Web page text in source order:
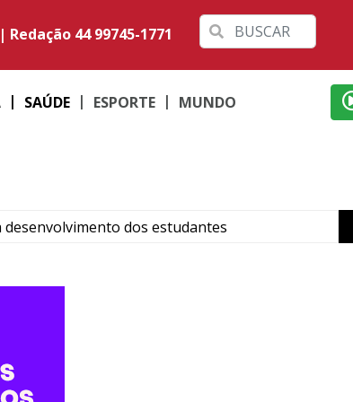
| Redação 44 99745-1771
SAÚDE ESPORTE MUNDO
dos estudantes
sobre vice de Requião Filho